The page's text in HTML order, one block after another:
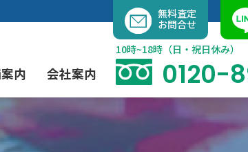
容
キ
ッ
プ
内 会社案内
無料査定
お問合せ
10時~18時（日・祝日休み）
0120-